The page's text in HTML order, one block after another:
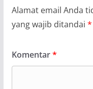
Alamat email Anda
yang wajib ditandai *
Komentar*